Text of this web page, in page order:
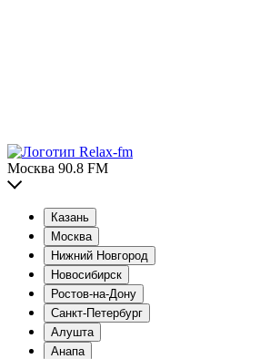
Москва 90.8 FM
Казань
Москва
Нижний Новгород
Новосибирск
Ростов-на-Дону
Санкт-Петербург
Алушта
Анапа